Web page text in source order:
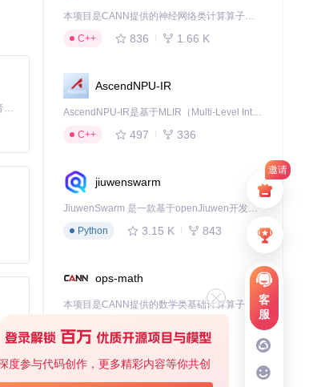
邀请
客
服
度参与代码创作，更多精彩内容等你共创
，
稳
MiniMax H3 是一个通用的全模态生成系统。它支持对由文本、图像、视频和音频组成的多模态上下文进行统一理解，并能生成分辨率高达 2K、时长可达 15 秒的带原生立体声音频的视频。得益于面向任务泛化的系统设计，H3 在预训练阶段就已具备广泛的多模态上下文理解与生成能力，能够出色地执行复杂的多模态指令。
基于Python的Xiaozhi AI，适用于想要完整Xiaozhi体验而无需拥有专用硬件的用户。
本项目是CANN提供的神经网络类计算算子库，实现网络在NPU上加速计算。
C++
836 1.66 K
AscendNPU-IR
AscendNPU-IR是基于MLIR（Multi-Level Intermediate Representation）构建的，面向昇腾亲和算子编译时使用的中间表示，提供昇腾完备表达能力，通过编译优化提升昇腾AI处理器计算效率，支持通过生态框架使能昇腾AI处理器与深度调优
C++
497 336
jiuwenswarm
JiuwenSwarm 是一款基于openJiuwen开发的智能AI Agent，它能够将大语言模型的强大能力，通过你日常使用的各类通讯应用，直接延伸至你的指尖。
Python
3.15 K 843
ops-math
C++
deveco-code